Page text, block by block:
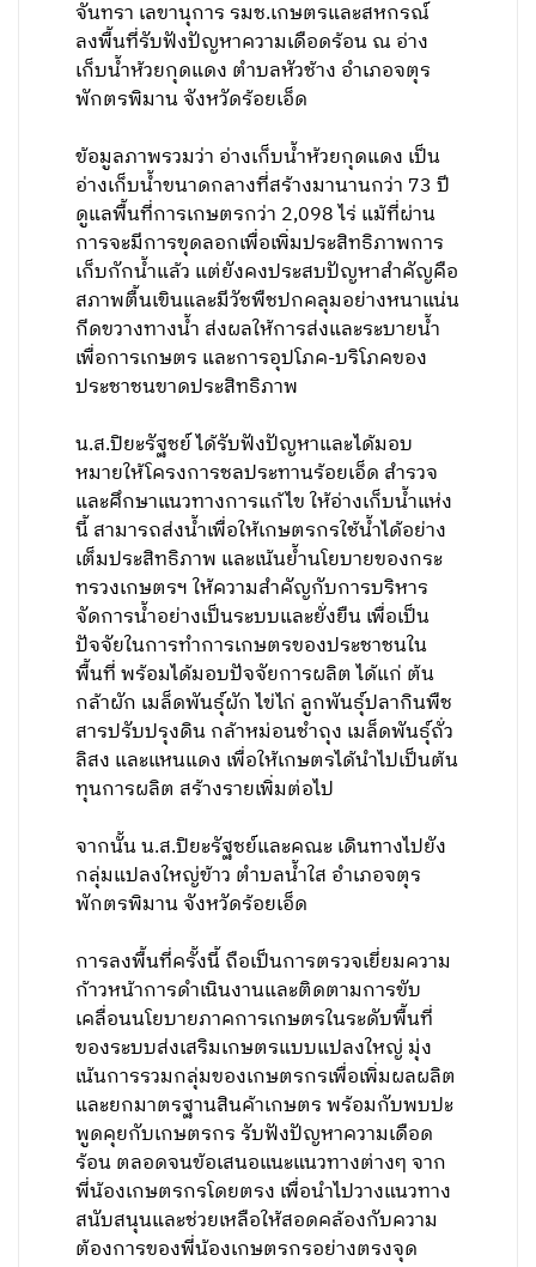
จันทรา เลขานุการ รมช.เกษตรและสหกรณ์
ลงพื้นที่รับฟังปัญหาความเดือดร้อน ณ อ่าง
เก็บน้ำห้วยกุดแดง ตำบลหัวช้าง อำเภอจตุร
พักตรพิมาน จังหวัดร้อยเอ็ด
ข้อมูลภาพรวมว่า อ่างเก็บน้ำห้วยกุดแดง เป็น
อ่างเก็บน้ำขนาดกลางที่สร้างมานานกว่า 73 ปี
ดูแลพื้นที่การเกษตรกว่า 2,098 ไร่ แม้ที่ผ่าน
การจะมีการขุดลอกเพื่อเพิ่มประสิทธิภาพการ
เก็บกักน้ำแล้ว แต่ยังคงประสบปัญหาสำคัญคือ
สภาพตื้นเขินและมีวัชพืชปกคลุมอย่างหนาแน่น
กีดขวางทางน้ำ ส่งผลให้การส่งและระบายน้ำ
เพื่อการเกษตร และการอุปโภค-บริโภคของ
ประชาชนขาดประสิทธิภาพ
น.ส.ปิยะรัฐชย์ ได้รับฟังปัญหาและได้มอบ
หมายให้โครงการชลประทานร้อยเอ็ด สำรวจ
และศึกษาแนวทางการแก้ไข ให้อ่างเก็บน้ำแห่ง
นี้ สามารถส่งน้ำเพื่อให้เกษตรกรใช้น้ำได้อย่าง
เต็มประสิทธิภาพ และเน้นย้ำนโยบายของกระ
ทรวงเกษตรฯ ให้ความสำคัญกับการบริหาร
จัดการน้ำอย่างเป็นระบบและยั่งยืน เพื่อเป็น
ปัจจัยในการทำการเกษตรของประชาชนใน
พื้นที่ พร้อมได้มอบปัจจัยการผลิต ได้แก่ ต้น
กล้าผัก เมล็ดพันธุ์ผัก ไข่ไก่ ลูกพันธุ์ปลากินพืช
สารปรับปรุงดิน กล้าหม่อนชำถุง เมล็ดพันธุ์ถั่ว
ลิสง และแหนแดง เพื่อให้เกษตรได้นำไปเป็นต้น
ทุนการผลิต สร้างรายเพิ่มต่อไป
จากนั้น น.ส.ปิยะรัฐชย์และคณะ เดินทางไปยัง
กลุ่มแปลงใหญ่ข้าว ตำบลน้ำใส อำเภอจตุร
พักตรพิมาน จังหวัดร้อยเอ็ด
การลงพื้นที่ครั้งนี้ ถือเป็นการตรวจเยี่ยมความ
ก้าวหน้าการดำเนินงานและติดตามการขับ
เคลื่อนนโยบายภาคการเกษตรในระดับพื้นที่
ของระบบส่งเสริมเกษตรแบบแปลงใหญ่ มุ่ง
เน้นการรวมกลุ่มของเกษตรกรเพื่อเพิ่มผลผลิต
และยกมาตรฐานสินค้าเกษตร พร้อมกับพบปะ
พูดคุยกับเกษตรกร รับฟังปัญหาความเดือด
ร้อน ตลอดจนข้อเสนอแนะแนวทางต่างๆ จาก
พี่น้องเกษตรกรโดยตรง เพื่อนำไปวางแนวทาง
สนับสนุนและช่วยเหลือให้สอดคล้องกับความ
ต้องการของพี่น้องเกษตรกรอย่างตรงจุด